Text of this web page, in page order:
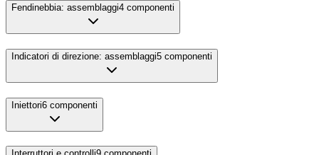
Fendinebbia: assemblaggi4 componenti
Indicatori di direzione: assemblaggi5 componenti
Iniettori6 componenti